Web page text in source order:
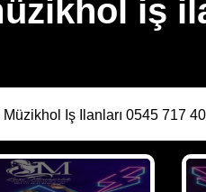
iş
Müzikhol Iş Ilanları 0545 717